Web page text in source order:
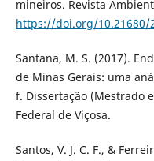
mineiros. Revista
https://doi.org/10.21680/
Santana, M. S. (2017).
de Minas Gerais: uma
f. Dissertação (Mestrado
Federal de Viçosa.
Santos, V. J. C. F., &